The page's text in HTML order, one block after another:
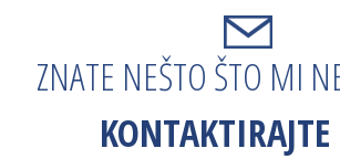
ZNATE NEŠTO ŠTO MI